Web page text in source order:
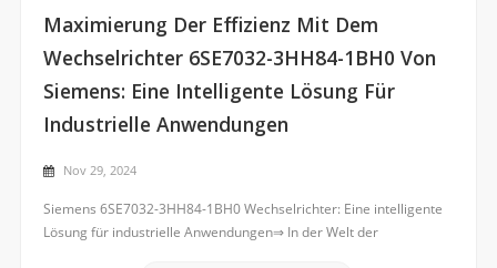
Suche
Maximierung Der Effizienz Mit Dem
Wechselrichter 6SE7032-3HH84-1BH0 Von
Siemens: Eine Intelligente Lösung Für
Industrielle Anwendungen
Nov 29, 2024
Siemens 6SE7032-3HH84-1BH0 Wechselrichter: Eine intelligente
Lösung für industrielle Anwendungen⇒ In der Welt der